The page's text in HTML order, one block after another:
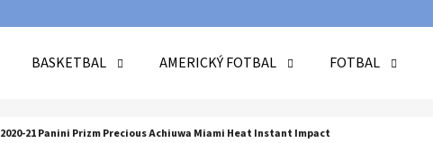
BASKETBAL AMERICKÝ FOTBAL FOTBAL
2020-21 Panini Prizm Precious Achiuwa Miami Heat Instant Impact